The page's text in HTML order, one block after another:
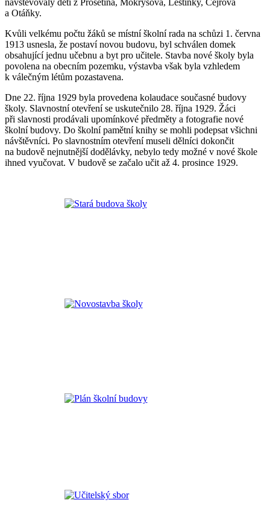
navštěvovaly děti z Prosetína, Mokrýšova, Leštinky, Cejřova
a Otáňky.
Kvůli velkému počtu žáků se místní školní rada na schůzi 1. června
1913 usnesla, že postaví novou budovu, byl schválen domek
obsahující jednu učebnu a byt pro učitele. Stavba nové školy byla
povolena na obecním pozemku, výstavba však byla vzhledem
k válečným létům pozastavena.
Dne 22. října 1929 byla provedena kolaudace současné budovy
školy. Slavnostní otevření se uskutečnilo 28. října 1929. Žáci
při slavnosti prodávali upomínkové předměty a fotografie nové
školní budovy. Do školní pamětní knihy se mohli podepsat všichni
návštěvníci. Po slavnostním otevření museli dělníci dokončit
na budově nejnutnější dodělávky, nebylo tedy možné v nové škole
ihned vyučovat. V budově se začalo učit až 4. prosince 1929.